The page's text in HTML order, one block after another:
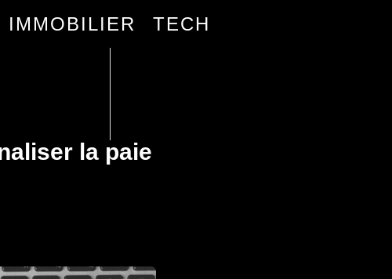
IMMOBILIER TECH
la paie